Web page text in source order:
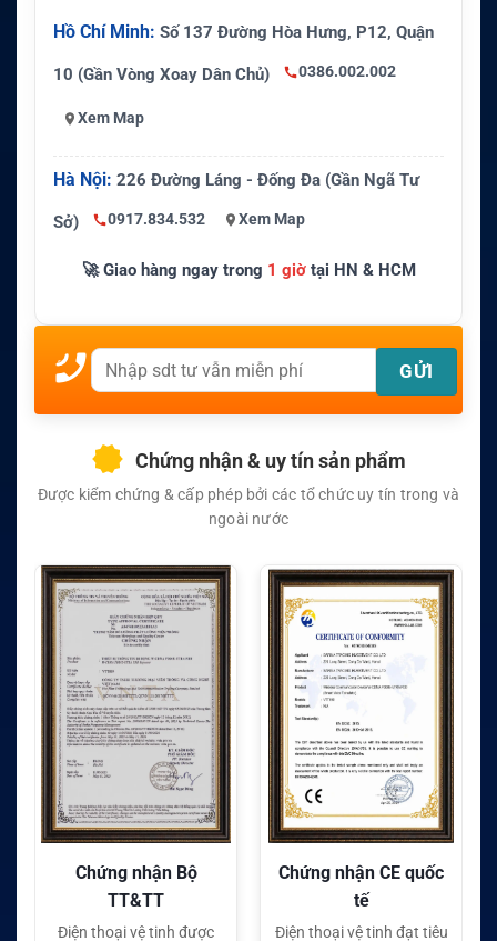
Hồ Chí Minh: Số 137 Đường Hòa Hưng, P12, Quận
10 (Gần Vòng Xoay Dân Chủ) 0386.002.002
Xem Map
Hà Nội: 226 Đường Láng - Đống Đa (Gần Ngã Tư
Sở) 0917.834.532 Xem Map
🚀 Giao hàng ngay trong 1 giờtại HN & HCM
Chứng nhận & uy tín sản phẩm
Được kiểm chứng & cấp phép bởi các tổ chức uy tín trong và
ngoài nước
Chứng nhận Bộ
TT&TT
Điện thoại vệ tinh được
Chứng nhận CE quốc
tế
Điện thoại vệ tinh đạt tiêu